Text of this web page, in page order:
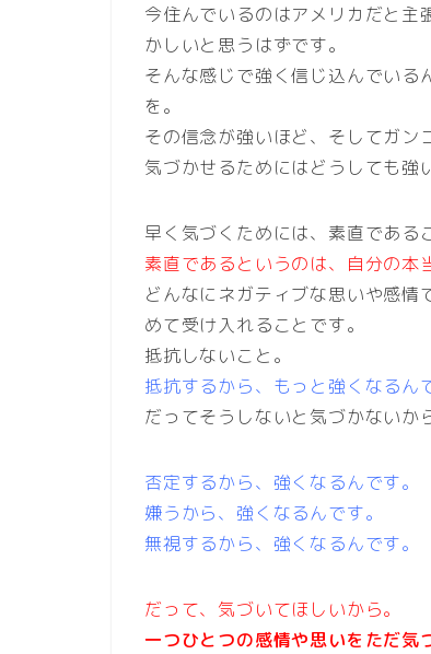
今住んでいるのはアメリカだと
かしいと思うはずです。
そんな感じで強く信じ込んでいる
を。
その信念が強いほど、そしてガン
気づかせるためにはどうしても強
早く気づくためには、素直である
素直であるというのは、自分の本
どんなにネガティブな思いや感
めて受け入れることです。
抵抗しないこと。
抵抗するから、もっと強くなるん
だってそうしないと気づかないか
否定するから、強くなるんです。
嫌うから、強くなるんです。
無視するから、強くなるんです。
だって、気づいてほしいから。
一つひとつの感情や思いをただ気